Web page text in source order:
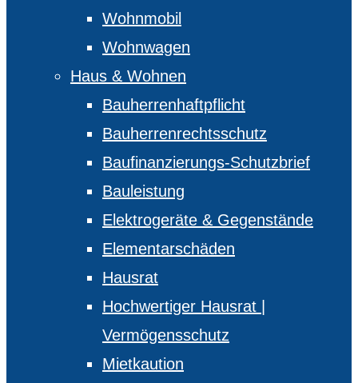
Wohnmobil
Wohnwagen
Haus & Wohnen
Bauherrenhaftpflicht
Bauherrenrechtsschutz
Baufinanzierungs-Schutzbrief
Bauleistung
Elektrogeräte & Gegenstände
Elementarschäden
Hausrat
Hochwertiger Hausrat |
Vermögensschutz
Mietkaution